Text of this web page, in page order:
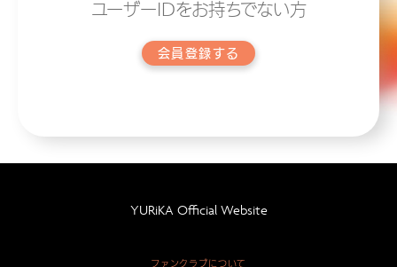
ユーザーIDをお持ちでない方
会員登録する
YURiKA Official Website
ファンクラブについて